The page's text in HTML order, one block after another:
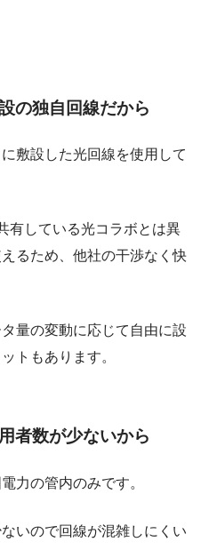
の独自回線だから
敷設した光回線を使用して
有している光コラボとは異
るため、他社の干渉なく快
量の変動に応じて自由に設
トもあります。
者数が少ないから
電力の管内のみです。
いので回線が混雑しにくい